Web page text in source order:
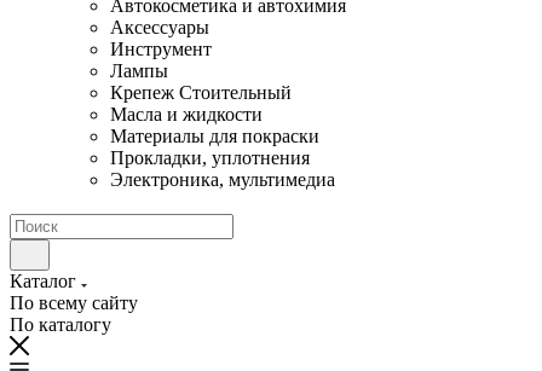
Автокосметика и автохимия
Аксессуары
Инструмент
Лампы
Крепеж Стоительный
Масла и жидкости
Материалы для покраски
Прокладки, уплотнения
Электроника, мультимедиа
Каталог
По всему сайту
По каталогу